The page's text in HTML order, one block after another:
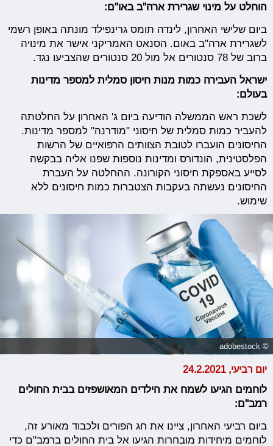
הוחלט על מינוי שגרירת ארה"ב באו"ם:
ביום שלישי האחרון, לינדה תומס גרינפילד מונתה באופן רשמי
לשגרירת ארה"ב באום. הסנאט האמריקני אישר את מינויה
ברוב של 78 סנטורים אל מול 20 סנטורים שהצביעו נגד.
ישראל העבירה כמות מנות חיסון סמלית למספר מדינות
בעולם:
לשכת ראש הממשלה הודיעה ביום ג' האחרון על החלטתה
להעביר כמות סמלית של חיסוני "מודרנה" למספר מדינות.
החיסונים הועברו לטובת הצוותים הרפואיים של הרשות
הפלסטינית, הונדורס ומדינות נוספות שפנו אליה בבקשה
לסייע באספקת חיסוני הקורונה. ההחלטה על העברת
החיסונים נעשתה בעקבות הצטברות כמות חיסונים ללא
שימוש.
© adobestock
יום רביעי, 24.2.2021
לוחמים הגיעו לשמח את הילדים המאושפזים בבית החולים
רמב"ם:
ביום רביעי האחרון, ציינו את חג הפורים ולכבוד מאורע זה,
לוחמים מיחידות מובחרות הגיעו אל בית החולים ברמב"ם כדי